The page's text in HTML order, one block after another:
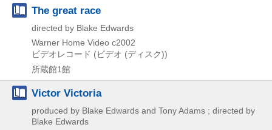
The great race
directed by Blake Edwards
Warner Home Video c2002
ビデオレコード (ビデオ (ディスク))
所蔵館1館
Victor Victoria
produced by Blake Edwards and Tony Adams ; directed by
Blake Edwards